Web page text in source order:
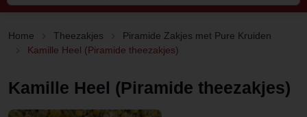
Home Theezakjes
Piramide Zakjes met Pure Kruiden
Kamille Heel (Piramide theezakjes)
Kamille Heel (Piramide theezakjes)